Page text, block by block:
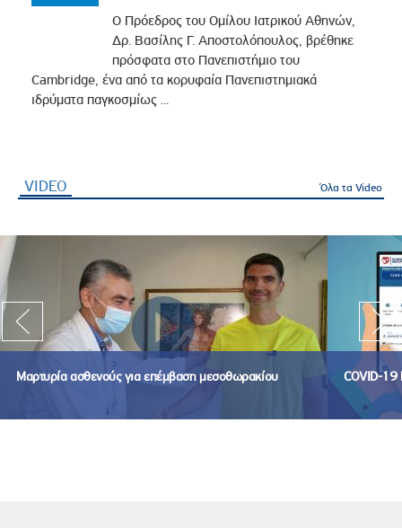
Ο Πρόεδρος του Ομίλου Ιατρικού Αθηνών,
Δρ. Βασίλης Γ. Αποστολόπουλος, βρέθηκε
πρόσφατα στο Πανεπιστήμιο του
Cambridge, ένα από τα κορυφαία Πανεπιστημιακά
ιδρύματα παγκοσμίως ...
VIDEO Όλα τα Video
Μαρτυρία ασθενούς για επέμβαση μεσοθωρακίου COVID-19